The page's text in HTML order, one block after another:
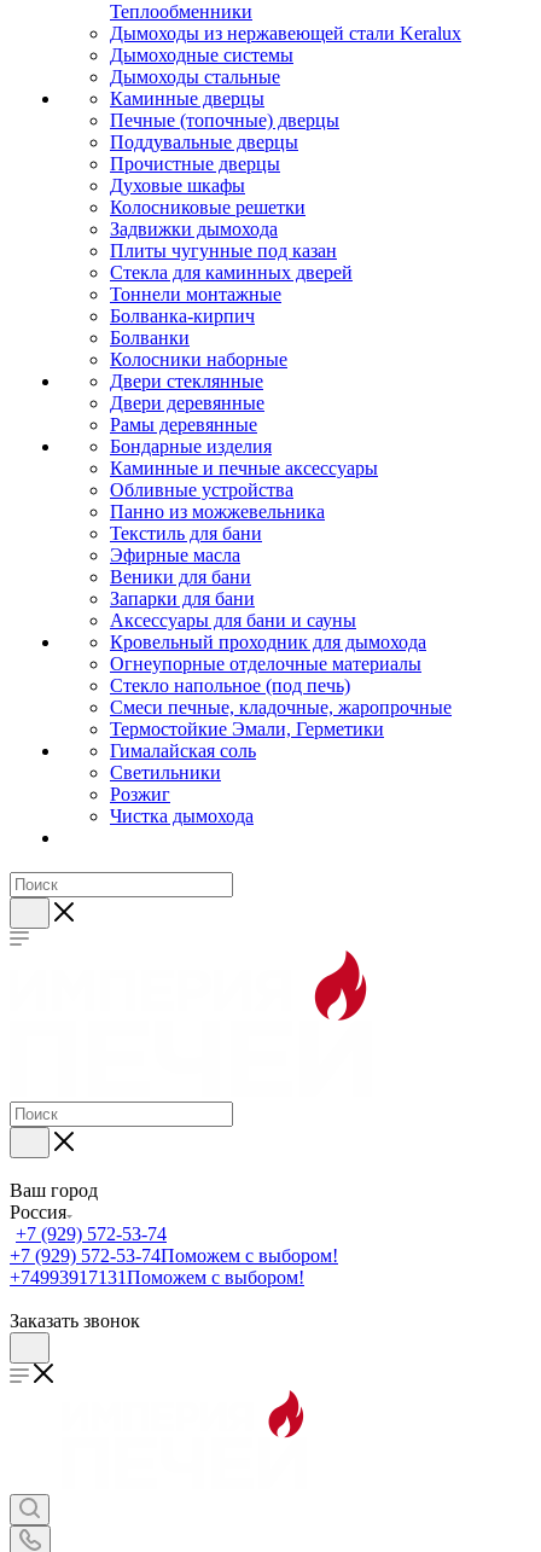
Теплообменники
Дымоходы из нержавеющей стали Keralux
Дымоходные системы
Дымоходы стальные
Каминные дверцы
Печные (топочные) дверцы
Поддувальные дверцы
Прочистные дверцы
Духовые шкафы
Колосниковые решетки
Задвижки дымохода
Плиты чугунные под казан
Стекла для каминных дверей
Тоннели монтажные
Болванка-кирпич
Болванки
Колосники наборные
Двери стеклянные
Двери деревянные
Рамы деревянные
Бондарные изделия
Каминные и печные аксессуары
Обливные устройства
Панно из можжевельника
Текстиль для бани
Эфирные масла
Веники для бани
Запарки для бани
Аксессуары для бани и сауны
Кровельный проходник для дымохода
Огнеупорные отделочные материалы
Стекло напольное (под печь)
Смеси печные, кладочные, жаропрочные
Термостойкие Эмали, Герметики
Гималайская соль
Светильники
Розжиг
Чистка дымохода
Ваш город
Россия
+7 (929) 572-53-74
+7 (929) 572-53-74Поможем с выбором!
+74993917131Поможем с выбором!
Заказать звонок